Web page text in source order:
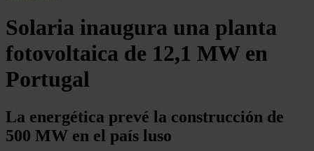
Solaria inaugura una planta
fotovoltaica de 12,1 MW en
Portugal
La energética prevé la construcción de
500 MW en el país luso